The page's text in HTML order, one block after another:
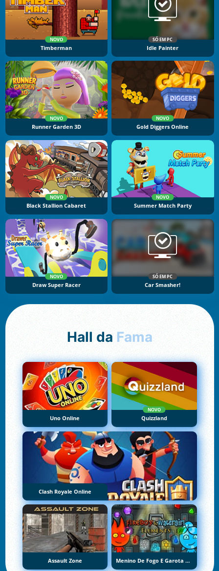
NOVO
Timberman
SÓ EM PC
Idle Painter
NOVO
Runner Garden 3D
NOVO
Gold Diggers Online
NOVO
Black Stallion Cabaret
NOVO
Summer Match Party
NOVO
Draw Super Racer
SÓ EM PC
Car Smasher!
Hall da Fama
Uno Online
NOVO
Quizzland
Clash Royale Online
Assault Zone Menino De Fogo E Garota De Água 5: Elementos